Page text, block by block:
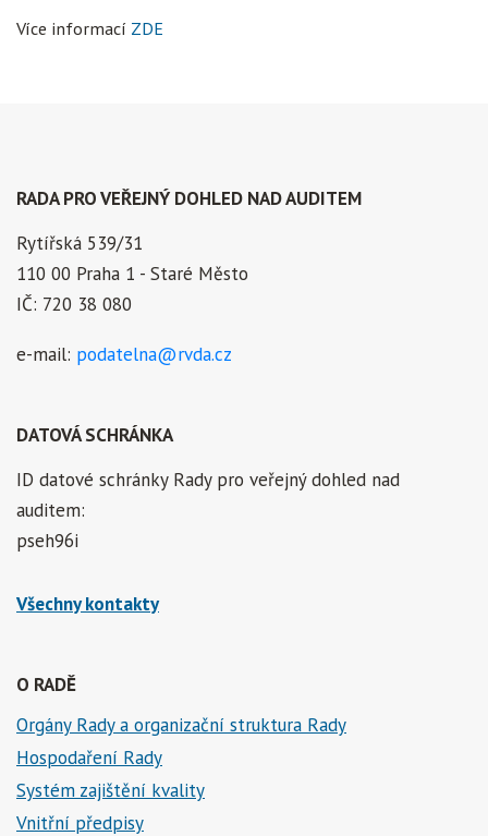
Více informací ZDE
RADA PRO VEŘEJNÝ DOHLED NAD AUDITEM
Rytířská 539/31
110 00 Praha 1 - Staré Město
IČ: 720 38 080
e-mail: podatelna@rvda.cz
DATOVÁ SCHRÁNKA
ID datové schránky Rady pro veřejný dohled nad
auditem:
pseh96i
Všechny kontakty
O RADĚ
Orgány Rady a organizační struktura Rady
Hospodaření Rady
Systém zajištění kvality
Vnitřní předpisy